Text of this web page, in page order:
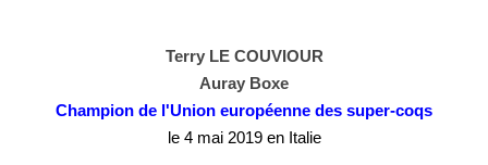
Terry LE COUVIOUR
Auray Boxe
Champion de l'Union européenne des super-coqs
le 4 mai 2019 en Italie